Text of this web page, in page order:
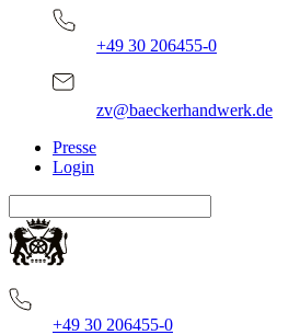
+49 30 206455-0
zv@baeckerhandwerk.de
Presse
Login
+49 30 206455-0